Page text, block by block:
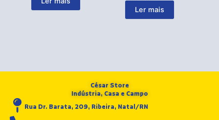
Ler mais
César Store
Indústria, Casa e Campo
Rua Dr. Barata, 209, Ribeira, Natal/RN